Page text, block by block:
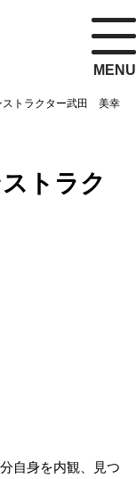
MENU
ストラクター武田 美幸
トラク
自身を内観、見つ